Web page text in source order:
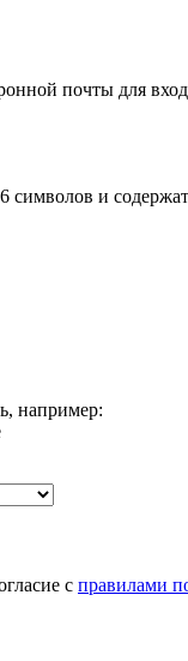
почты для
символов и
например:
с правилами